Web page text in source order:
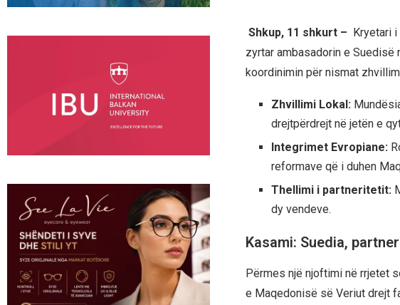
Shkup, 11 shkurt – Kryetari
zyrtar ambasadorin e Suedisë
koordinimin për nismat
Zhvillimi Lokal:
drejtpërdrejt në jetën e
Integrimet Evropiane:
reformave që i duhen
Thellimi i partneritetit:
dy vendeve.
Kasami: Suedia,
Përmes një njoftimi në rrjetet
e Maqedonisë së Veriut drejt